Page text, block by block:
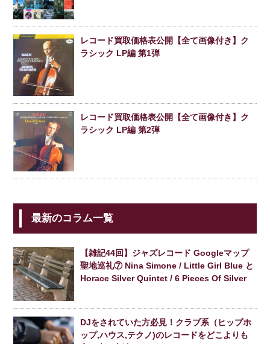
レコード買取価格表公開【全て画像付き】ク
ラシック LP編 第1弾
レコード買取価格表公開【全て画像付き】ク
ラシック LP編 第2弾
最新のコラム一覧
【雑記44回】ジャズレコード Googleマップ
聖地巡礼⑦ Nina Simone / Little Girl Blue と
Horace Silver Quintet / 6 Pieces Of Silver
DJをされていた方必見！クラブ系（ヒップホ
ップ,ハウス,テクノ)のレコードをどこよりも